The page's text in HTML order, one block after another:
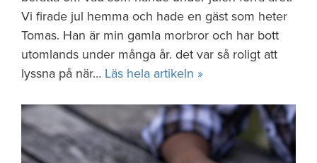
Vi firade jul hemma och hade en gäst som heter
Tomas. Han är min gamla morbror och har bott
utomlands under många år. det var så roligt att
lyssna på när… Läs hela artikeln »